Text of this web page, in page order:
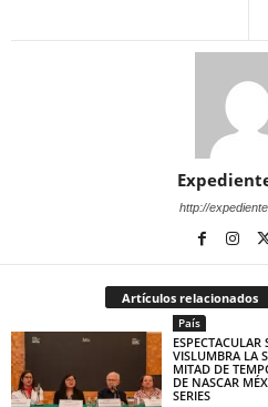
http://
Artículos relacionados
País
ESPECTACULAR
VISLUMBRA LA
MITAD DE
DE NASCAR
SERIES